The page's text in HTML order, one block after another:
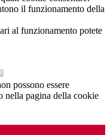
il funzionamento della
al funzionamento potete
possono essere
nella pagina della cookie